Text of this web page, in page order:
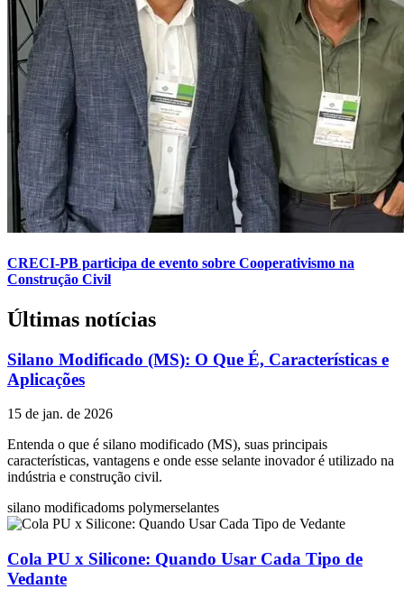
CRECI-PB participa de evento sobre Cooperativismo na
Construção Civil
Últimas notícias
Silano Modificado (MS): O Que É, Características e
Aplicações
15 de jan. de 2026
Entenda o que é silano modificado (MS), suas principais
características, vantagens e onde esse selante inovador é utilizado na
indústria e construção civil.
silano modificadoms polymerselantes
Cola PU x Silicone: Quando Usar Cada Tipo de
Vedante